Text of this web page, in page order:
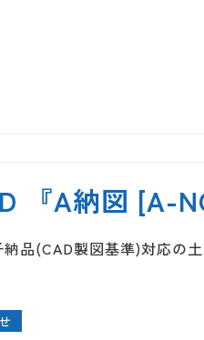
『A納図 [A-
品(CAD製図基準)対応の